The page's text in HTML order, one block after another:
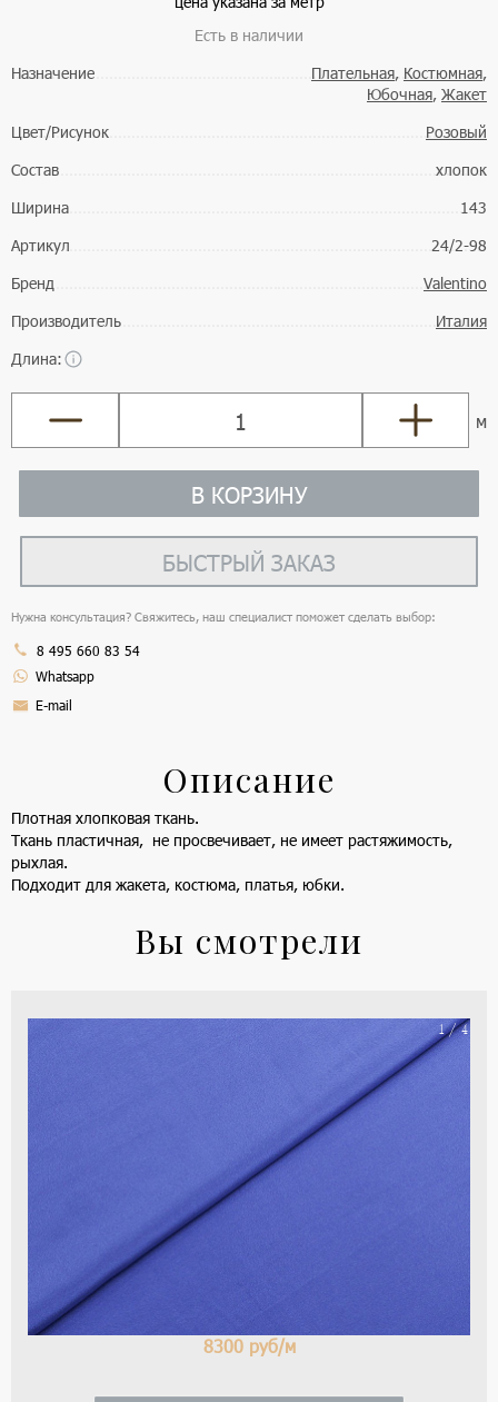
Есть в наличии
Назначение
Плательная, Костюмная,
Юбочная, Жакет
Цвет/Рисунок
Розовый
Состав
хлопок
Ширина
143
Артикул
24/2-98
Бренд
Valentino
Производитель
Италия
Длина:
м
В КОРЗИНУ
БЫСТРЫЙ ЗАКАЗ
Нужна консультация? Свяжитесь, наш специалист поможет сделать выбор:
8 495 660 83 54
Whatsapp
E-mail
Описание
Плотная хлопковая ткань.
Ткань пластичная, не просвечивает, не имеет растяжимость,
рыхлая.
Подходит для жакета, костюма, платья, юбки.
Вы смотрели
1 / 4
8300 руб/м